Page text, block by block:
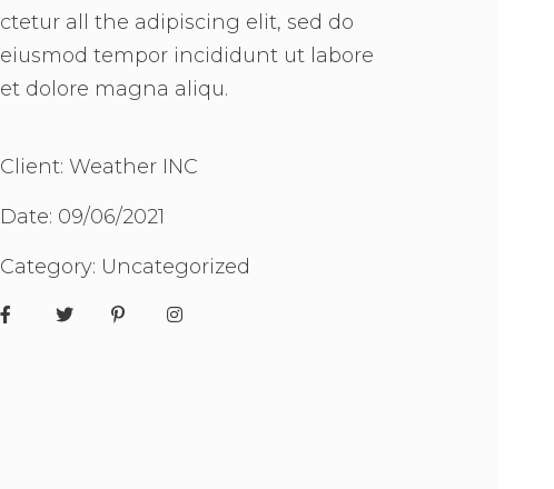
ctetur all the adipiscing elit, sed do
eiusmod tempor incididunt ut labore
et dolore magna aliqu.
Client: Weather INC
Date: 09/06/2021
Category: Uncategorized